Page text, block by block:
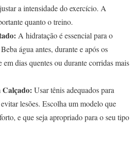
a intensidade do exercício. A
quanto o treino.
A hidratação é essencial para o
água antes, durante e após os
em dias quentes ou durante corridas mais
Usar tênis adequados para
lesões. Escolha um modelo que
e que seja apropriado para o seu tipo